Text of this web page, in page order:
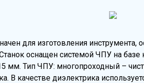
для изготовления
оснащен системой ЧПУ на
мм. Тип ЧПУ: многопроходный –
В качестве диэлектрика